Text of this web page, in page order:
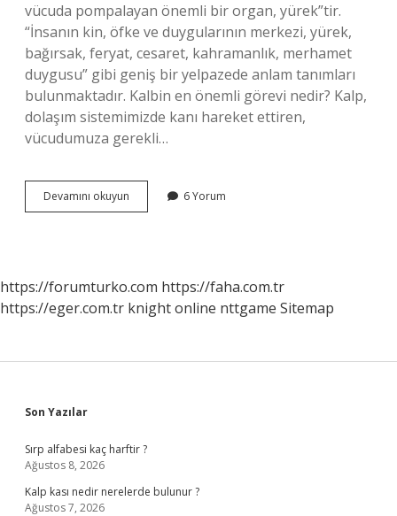
vücuda pompalayan önemli bir organ, yürek”tir.
“İnsanın kin, öfke ve duygularının merkezi, yürek,
bağırsak, feryat, cesaret, kahramanlık, merhamet
duygusu” gibi geniş bir yelpazede anlam tanımları
bulunmaktadır. Kalbin en önemli görevi nedir? Kalp,
dolaşım sistemimizde kanı hareket ettiren,
vücudumuza gerekli…
Devamını okuyun
Görevi
6 Yorum
https://forumturko.com https://faha.com.tr
https://eger.com.tr knight online nttgame Sitemap
Sidebar
Son Yazılar
Sırp alfabesi kaç harftir ?
Ağustos 8, 2026
Kalp kası nedir nerelerde bulunur ?
Ağustos 7, 2026